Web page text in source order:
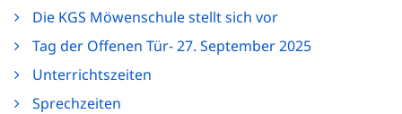
Die KGS Möwenschule stellt sich vor
Tag der Offenen Tür- 27. September 2025
Unterrichtszeiten
Sprechzeiten